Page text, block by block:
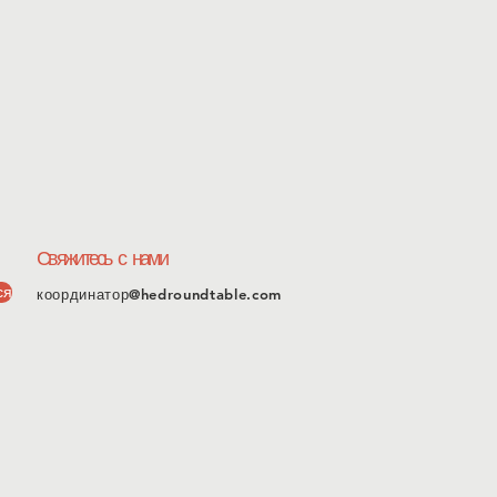
Свяжитесь с нами
координатор@hedroundtable.com